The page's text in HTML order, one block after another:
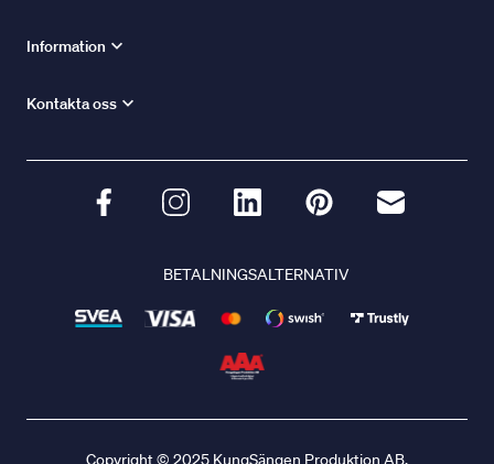
Information
Kontakta oss
BETALNINGSALTERNATIV
Copyright © 2025 KungSängen Produktion AB.